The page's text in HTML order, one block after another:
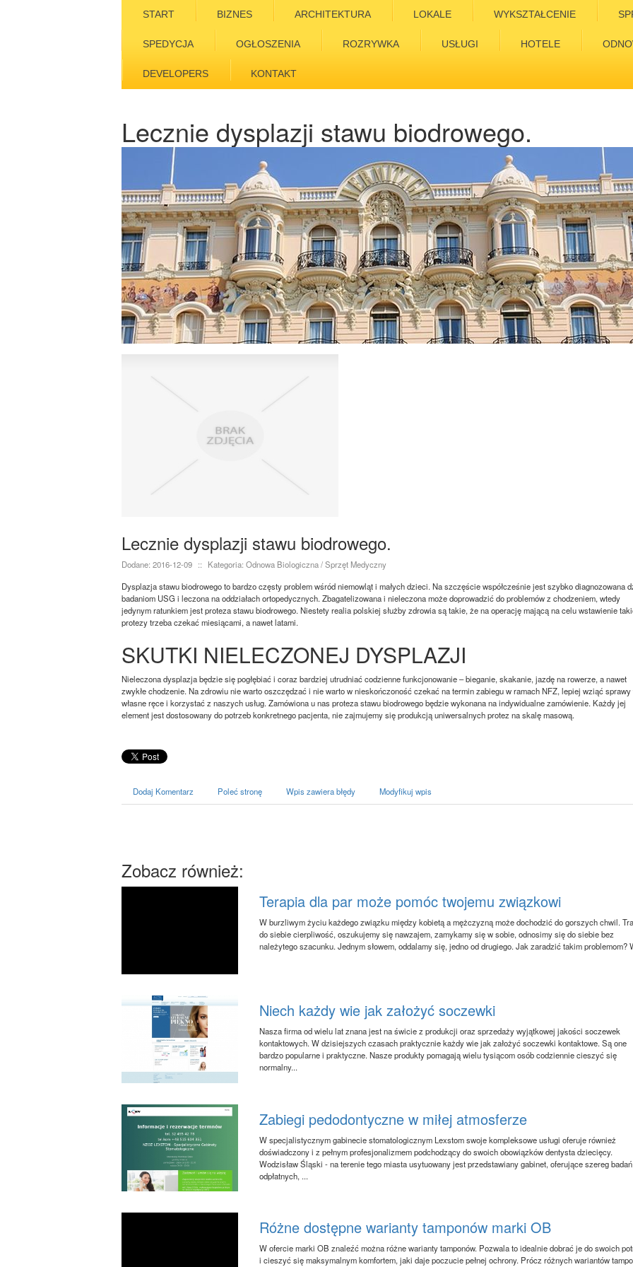
START BIZNES ARCHITEKTURA LOKALE WYKSZTAŁCENIE
SPEDYCJA OGŁOSZENIA ROZRYWKA USŁUGI HOTELE
DEVELOPERS KONTAKT
Lecznie dysplazji stawu biodrowego.
Lecznie dysplazji stawu biodrowego.
Dodane: 2016-12-09 ::
Kategoria: Odnowa Biologiczna / Sprzęt Medyczny
Dysplazja stawu biodrowego to bardzo częsty problem wśród niemowląt i małych dzieci. Na szczęście współcześnie jest szybko diagnozowana
badaniom USG i leczona na oddziałach ortopedycznych. Zbagatelizowana i nieleczona może doprowadzić do problemów z chodzeniem, wtedy
jedynym ratunkiem jest proteza stawu biodrowego. Niestety realia polskiej służby zdrowia są takie, że na operację mającą na celu wstawienie
protezy trzeba czekać miesiącami, a nawet latami.
SKUTKI NIELECZONEJ DYSPLAZJI
Nieleczona dysplazja będzie się pogłębiać i coraz bardziej utrudniać codzienne funkcjonowanie – bieganie, skakanie, jazdę na rowerze, a nawet
zwykłe chodzenie. Na zdrowiu nie warto oszczędzać i nie warto w nieskończoność czekać na termin zabiegu w ramach NFZ, lepiej wziąć sprawy
własne ręce i korzystać z naszych usług. Zamówiona u nas proteza stawu biodrowego będzie wykonana na indywidualne zamówienie. Każdy jej
element jest dostosowany do potrzeb konkretnego pacjenta, nie zajmujemy się produkcją uniwersalnych protez na skalę masową.
Dodaj Komentarz Poleć stronę Wpis zawiera błędy Modyfikuj wpis
Zobacz również:
Terapia dla par może pomóc twojemu związkowi
W burzliwym życiu każdego związku między kobietą a mężczyzną może dochodzić do gorszych chwil.
do siebie cierpliwość, oszukujemy się nawzajem, zamykamy się w sobie, odnosimy się do siebie bez
należytego szacunku. Jednym słowem, oddalamy się, jedno od drugiego. Jak zaradzić takim problemom?
Niech każdy wie jak założyć soczewki
Nasza firma od wielu lat znana jest na świcie z produkcji oraz sprzedaży wyjątkowej jakości soczewek
kontaktowych. W dzisiejszych czasach praktycznie każdy wie jak założyć soczewki kontaktowe. Są one
bardzo popularne i praktyczne. Nasze produkty pomagają wielu tysiącom osób codziennie cieszyć się
normalny...
Zabiegi pedodontyczne w miłej atmosferze
W specjalistycznym gabinecie stomatologicznym Lexstom swoje kompleksowe usługi oferuje również
doświadczony i z pełnym profesjonalizmem podchodzący do swoich obowiązków dentysta dziecięcy.
Wodzisław Śląski - na terenie tego miasta usytuowany jest przedstawiany gabinet, oferujące szereg badań
odpłatnych, ...
Różne dostępne warianty tamponów marki OB
W ofercie marki OB znaleźć można różne warianty tamponów. Pozwala to idealnie dobrać je do swoich
i cieszyć się maksymalnym komfortem, jaki daje poczucie pełnej ochrony. Prócz różnych wariantów